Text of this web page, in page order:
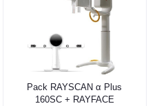
Añadir al carrito
Pack RAYSCAN α Plus
160SC + RAYFACE